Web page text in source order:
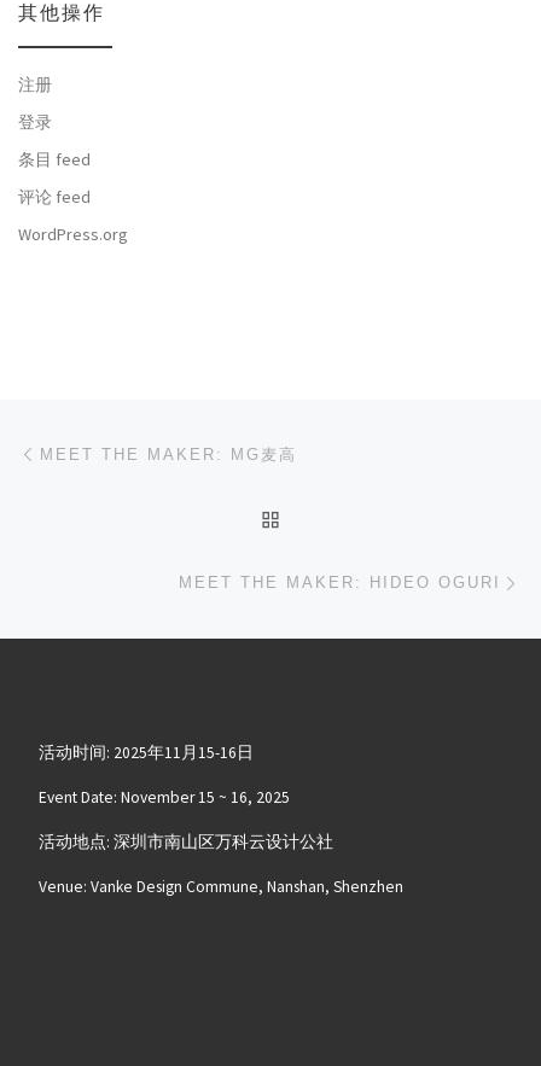
其他操作
注册
登录
条目 feed
评论 feed
WordPress.org
文章导航
MEET THE MAKER: MG麦高
MEET THE MAKER: HIDEO OGURI
活动时间: 2025年11月15-16日
Event Date: November 15 ~ 16, 2025
活动地点: 深圳市南山区万科云设计公社
Venue: Vanke Design Commune, Nanshan, Shenzhen